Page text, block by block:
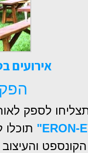
אירועים
לספק